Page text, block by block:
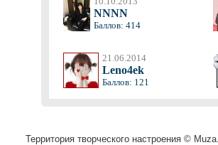
NNNN
Баллов: 414
21.06.2014
Leno4ek
Баллов: 121
Территория творческого настроения ©